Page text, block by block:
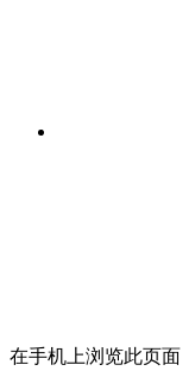
在手机上浏览此页面